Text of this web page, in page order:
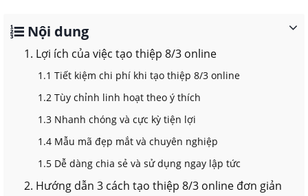
Nội dung
1. Lợi ích của việc tạo thiệp 8/3 online
1.1 Tiết kiệm chi phí khi tạo thiệp 8/3 online
1.2 Tùy chỉnh linh hoạt theo ý thích
1.3 Nhanh chóng và cực kỳ tiện lợi
1.4 Mẫu mã đẹp mắt và chuyên nghiệp
1.5 Dễ dàng chia sẻ và sử dụng ngay lập tức
2. Hướng dẫn 3 cách tạo thiệp 8/3 online đơn giản